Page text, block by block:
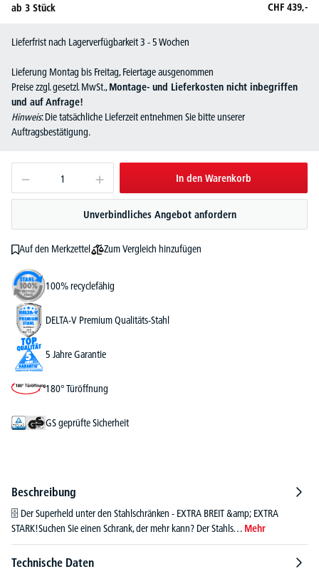
ab 3 Stück CHF 439,-
Lieferfrist nach Lagerverfügbarkeit 3 - 5 Wochen
Lieferung Montag bis Freitag, Feiertage ausgenommen
Preise zzgl. gesetzl. MwSt.,Montage- und Lieferkosten nicht inbegriffen
und auf Anfrage!
Hinweis: Die tatsächliche Lieferzeit entnehmen Sie bitte unserer
Auftragsbestätigung.
In den Warenkorb
Unverbindliches Angebot anfordern
Auf den Merkzettel Zum Vergleich hinzufügen
100% recyclefähig
DELTA-V Premium Qualitäts-Stahl
5 Jahre Garantie
180° Türöffnung
GS geprüfte Sicherheit
Beschreibung
🗄️ Der Superheld unter den Stahlschränken - EXTRA BREIT &amp; EXTRA
STARK!Suchen Sie einen Schrank, der mehr kann? Der Stahls… Mehr
Technische Daten